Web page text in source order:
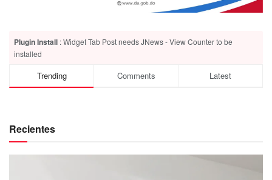
Plugin Install : Widget Tab Post needs JNews - View Counter to be
installed
Trending Comments Latest
Recientes